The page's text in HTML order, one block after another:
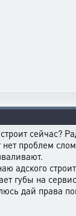
сейчас?
нет проблем
адского
губы на
дай права